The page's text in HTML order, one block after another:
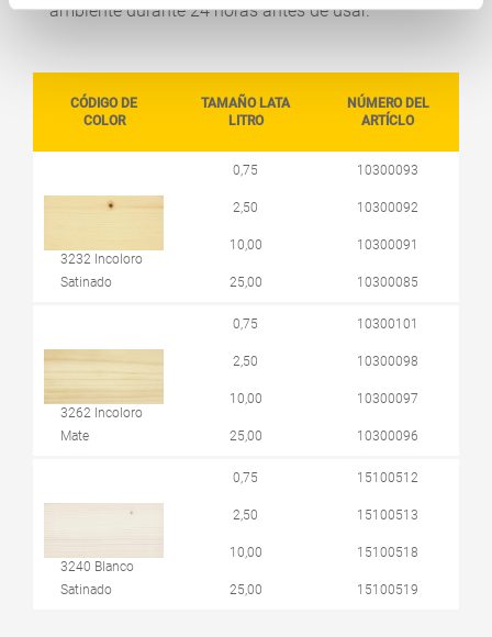
ambiente durante 24 horas antes de usar.
CÓDIGO DE
COLOR
TAMAÑO LATA
LITRO
NÚMERO DEL
ARTÍCLO
3232 Incoloro
Satinado
0,75 10300093
2,50 10300092
10,00 10300091
25,00 10300085
3262 Incoloro
Mate
0,75 10300101
2,50 10300098
10,00 10300097
25,00 10300096
3240 Blanco
Satinado
0,75 15100512
2,50 15100513
10,00 15100518
25,00 15100519